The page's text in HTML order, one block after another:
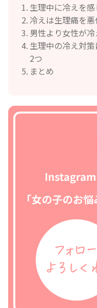
生理中に冷えを
冷えは生理痛を
男性より女性が
生理中の冷え対
2つ
まとめ